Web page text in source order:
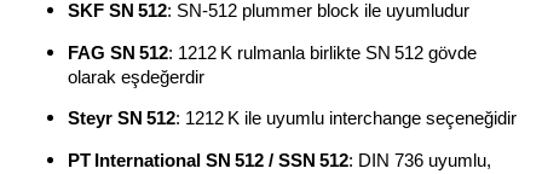
SKF SN 512: SN‑512 plummer block ile uyumludur
FAG SN 512: 1212 K rulmanla birlikte SN 512 gövde
olarak eşdeğerdir
Steyr SN 512: 1212 K ile uyumlu interchange seçeneğidir
PT International SN 512 / SSN 512: DIN 736 uyumlu,